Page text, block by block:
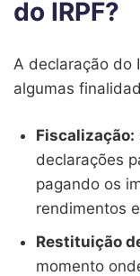
do IRPF?
A declaração do
algumas
Fiscalização:
declarações
pagando os
rendimentos
Restituição
momento